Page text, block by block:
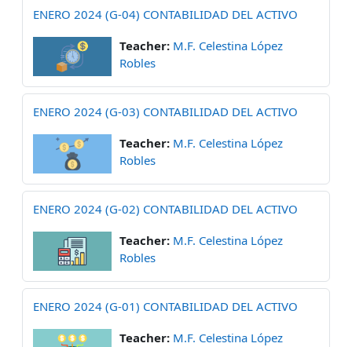
ENERO 2024 (G-04) CONTABILIDAD DEL ACTIVO
Teacher: M.F. Celestina López
Robles
ENERO 2024 (G-03) CONTABILIDAD DEL ACTIVO
Teacher: M.F. Celestina López
Robles
ENERO 2024 (G-02) CONTABILIDAD DEL ACTIVO
Teacher: M.F. Celestina López
Robles
ENERO 2024 (G-01) CONTABILIDAD DEL ACTIVO
Teacher: M.F. Celestina López